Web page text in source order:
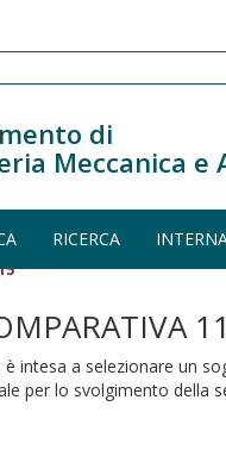
di
Meccanica e
RICERCA
intesa a selezionare un
per lo svolgimento della